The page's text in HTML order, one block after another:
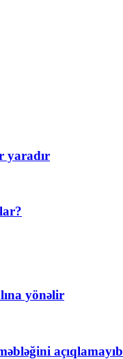
yaradır
yönəlir
açıqlamayıb